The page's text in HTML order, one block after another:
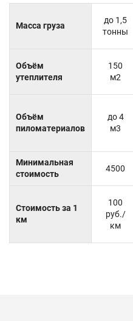
Масса груза
до 1,5
тонны
Объём
утеплителя
150
м2
Объём
пиломатериалов
до 4
м3
Минимальная
стоимость
4500
Стоимость за 1
км
100
руб./
км